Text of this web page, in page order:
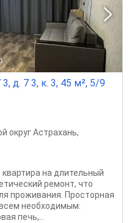
д. 7 3, к. 3, 45 м², 5/9
округ Астрахань,
на длительный
ремонт, что
проживания. Просторная
необходимым:
печь,...